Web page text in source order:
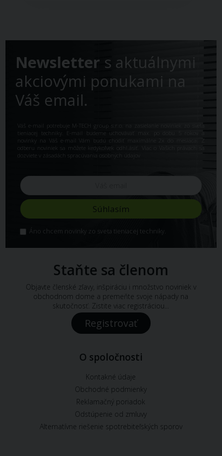
Newsletter s aktuálnymi
akciovými ponukami na
Váš email.
Váš e-mail potrebuje M-TECH group s.r.o. na zasielanie noviniek zo sveta
tieniacej techniky. E-mail budeme uchovávať max. po dobu 5 rokov a
novinky na Váš e-mail Vám budú chodiť maximálne 2x do mesiaca. Z
odberu noviniek sa môžete kedykoľvek odhl.ásiť. Viac o Vašich právach sa
dozviete v zásadách spracúvania osobných údajov
Áno chcem novinky zo sveta tieniacej techniky.
Staňte sa členom
Objavte členské zľavy, inšpiráciu i množstvo noviniek v
obchodnom dome a premeňte svoje nápady na
skutočnosť. Zistite viac registráciou...
Registrovať
O spoločnosti
Kontakné údaje
Obchodné podmienky
Reklamačný poriadok
Odstúpenie od zmluvy
Alternatívne riešenie spotrebiteľských sporov